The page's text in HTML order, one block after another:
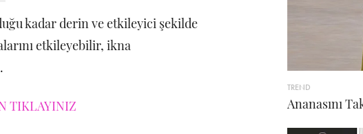
kadar derin ve etkileyici şekilde
etkileyebilir, ikna
TIKLAYINIZ
TREND
Ananasını